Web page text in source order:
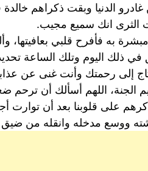
غادرو الدنيا وبقت ذكراهم
الثرى انك سميع مجيب.
به فأفرح قلبي بعافيتها،
ذلك اليوم وتلك الساعة
إلى رحمتك وأنت غنى عن
الجنة، اللهم أسألك أن ترحم
على قلوبنا بعد أن توارت
ووسع مدخله وانقله من ضيق